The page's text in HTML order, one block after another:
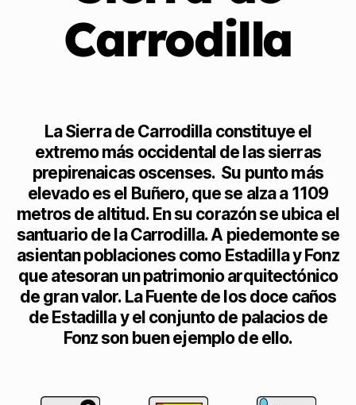
Carrodilla
La Sierra de Carrodilla constituye el
extremo más occidental de las sierras
prepirenaicas oscenses. Su punto más
elevado es el Buñero, que se alza a 1109
metros de altitud. En su corazón se ubica el
santuario de la Carrodilla. A piedemonte se
asientan poblaciones como Estadilla y Fonz
que atesoran un patrimonio arquitectónico
de gran valor. La Fuente de los doce caños
de Estadilla y el conjunto de palacios de
Fonz son buen ejemplo de ello.